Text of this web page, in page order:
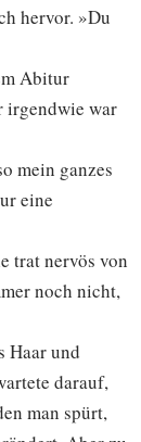
hervor. »Du
Abitur
irgendwie war
mein ganzes
eine
trat nervös von
noch nicht,
Haar und
darauf,
man spürt,